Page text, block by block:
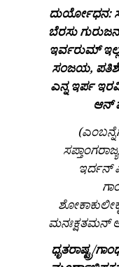
ದುರ್ಯೋಧನ:
ಬೆರಸು
ಇರ್ವರುಮ್
ಸಂಜಯ,
ಎನ್ನ ಇರ್ಪ
ಆನ್
ಇರ್ದನ್
ಮನಃಕ್ಷತಮನ್
ಧೃತರಾಷ್ಟ್ರ/